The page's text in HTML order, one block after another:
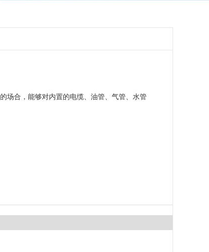
场合，能够对内置的电缆、油管、气管、水管